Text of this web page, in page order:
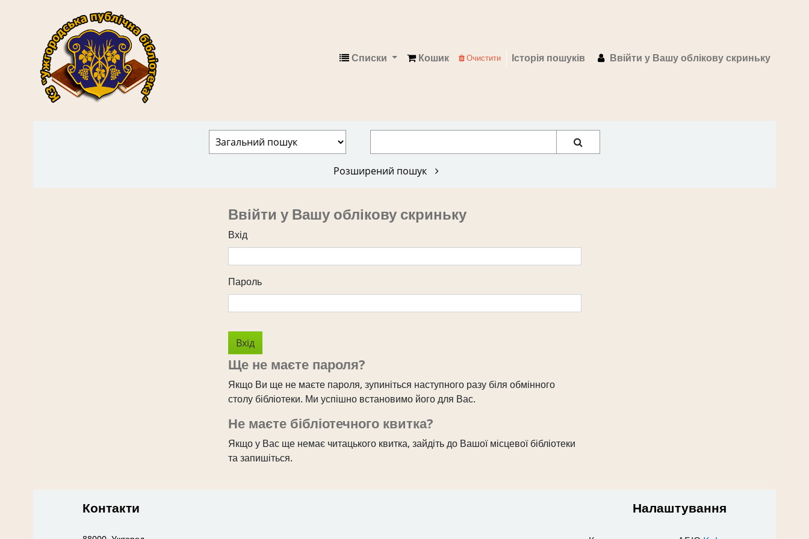
Кошик
Списки Ввійти у Вашу облікову скриньку
Історія пошуків
Очистити
Розширений пошук
Ввійти у Вашу облікову скриньку
Вхід
Пароль
Ще не маєте пароля?
Якщо Ви ще не маєте пароля, зупиніться наступного разу біля обмінного
столу бібліотеки. Ми успішно встановимо його для Вас.
Не маєте бібліотечного квитка?
Якщо у Вас ще немає читацького квитка, зайдіть до Вашої місцевої бібліотеки
та запишіться.
Контакти Налаштування